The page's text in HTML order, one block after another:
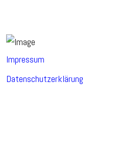
Impressum
Datenschutzerklärung